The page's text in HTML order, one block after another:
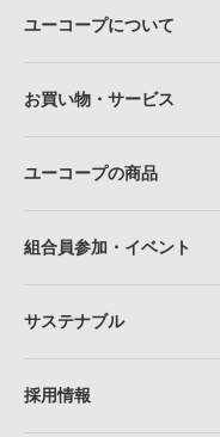
ユーコープについて
お買い物・サービス
ユーコープの商品
組合員参加・イベント
サステナブル
採用情報